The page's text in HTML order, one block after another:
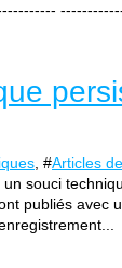
, #Articles
souci
publiés avec